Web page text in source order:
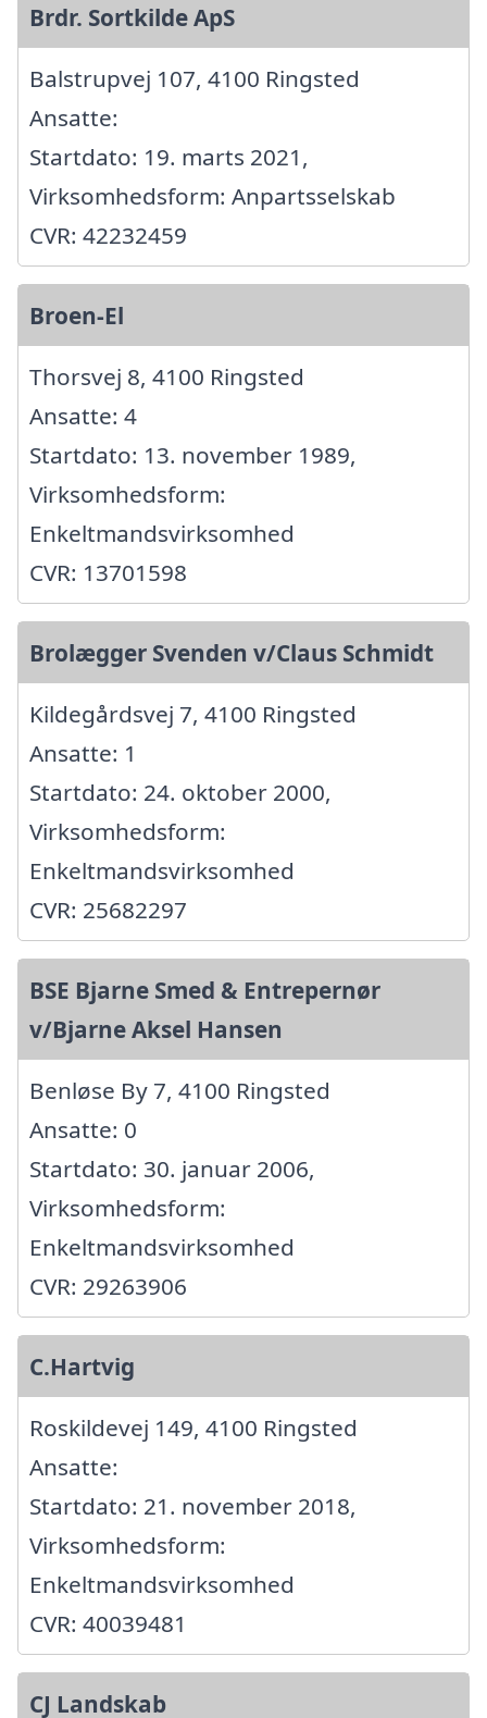
Brdr. Sortkilde ApS
Balstrupvej 107, 4100 Ringsted
Ansatte:
Startdato: 19. marts 2021,
Virksomhedsform: Anpartsselskab
CVR: 42232459
Broen-El
Thorsvej 8, 4100 Ringsted
Ansatte: 4
Startdato: 13. november 1989,
Virksomhedsform:
Enkeltmandsvirksomhed
CVR: 13701598
Brolægger Svenden v/Claus Schmidt
Kildegårdsvej 7, 4100 Ringsted
Ansatte: 1
Startdato: 24. oktober 2000,
Virksomhedsform:
Enkeltmandsvirksomhed
CVR: 25682297
BSE Bjarne Smed & Entrepernør
v/Bjarne Aksel Hansen
Benløse By 7, 4100 Ringsted
Ansatte: 0
Startdato: 30. januar 2006,
Virksomhedsform:
Enkeltmandsvirksomhed
CVR: 29263906
C.Hartvig
Roskildevej 149, 4100 Ringsted
Ansatte:
Startdato: 21. november 2018,
Virksomhedsform:
Enkeltmandsvirksomhed
CVR: 40039481
CJ Landskab